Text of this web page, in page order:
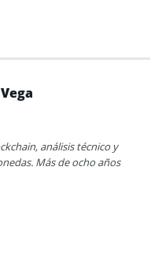
análisis técnico y
Más de ocho años